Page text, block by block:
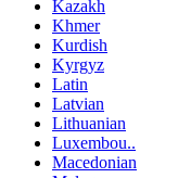
Kazakh
Khmer
Kurdish
Kyrgyz
Latin
Latvian
Lithuanian
Luxembou..
Macedonian